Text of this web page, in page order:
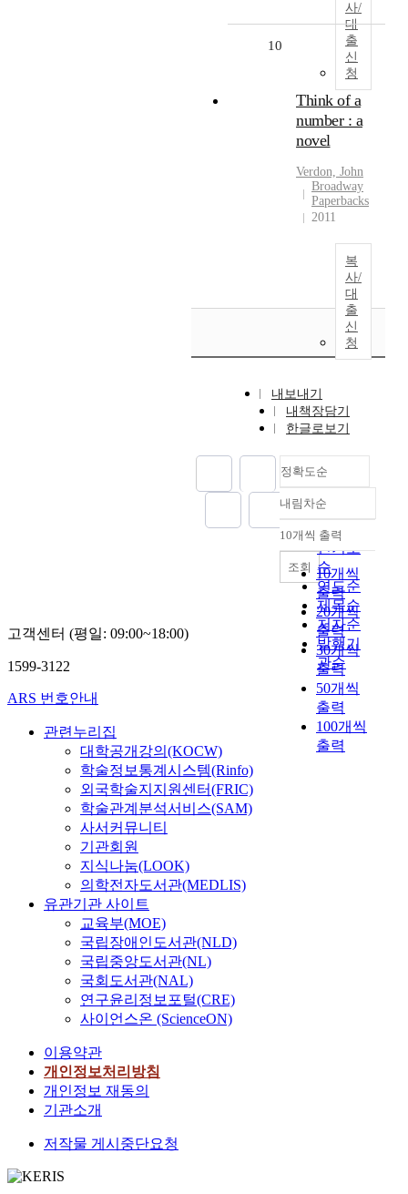
사/
대
출
신
청
10
Think of a
number : a
novel
Verdon, John
Broadway
Paperbacks
2011
복
사/
대
출
신
청
내보내기
내책장담기
한글로보기
정확도순
정확도
순
인기도
순
연도순
제목순
저자순
발행기
관순
내림차순
내림차순
10개씩 출력
10개씩
출력
20개씩
출력
30개씩
출력
50개씩
출력
100개씩
출력
조회
고객센터 (평일: 09:00~18:00)
1599-3122
ARS 번호안내
관련누리집
대학공개강의(KOCW)
학술정보통계시스템(Rinfo)
외국학술지지원센터(FRIC)
학술관계분석서비스(SAM)
사서커뮤니티
기관회원
지식나눔(LOOK)
의학전자도서관(MEDLIS)
유관기관 사이트
교육부(MOE)
국립장애인도서관(NLD)
국립중앙도서관(NL)
국회도서관(NAL)
연구윤리정보포털(CRE)
사이언스온 (ScienceON)
이용약관
개인정보처리방침
개인정보 재동의
기관소개
저작물 게시중단요청